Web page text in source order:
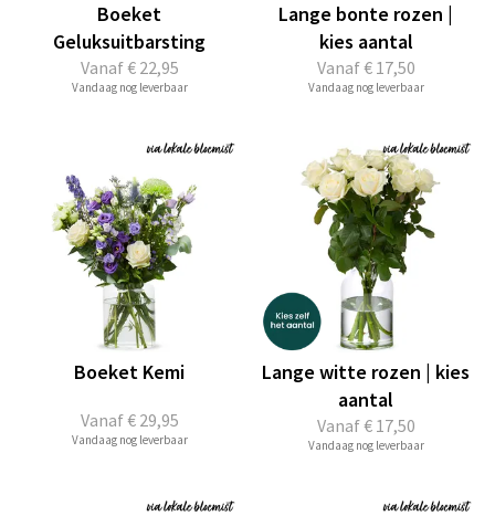
Vanaf€ 22,95
Boeket
Geluksuitbarsting
Vandaag nog leverbaar
Vanaf€ 17,50
Lange bonte rozen |
kies aantal
Vandaag nog leverbaar
Vanaf€ 29,95
Boeket Kemi
Vandaag nog leverbaar
Vanaf€ 17,50
Lange witte rozen | kies
aantal
Vandaag nog leverbaar